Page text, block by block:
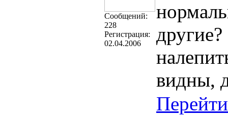
Cообщений:
228
Регистрация:
02.04.2006
видны,
Перейти